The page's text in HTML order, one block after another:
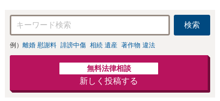
休日対応可】
検索
例） 離婚 慰謝料 誹謗中傷 相続 遺産 著作物 違法
無料法律相談
新しく投稿する